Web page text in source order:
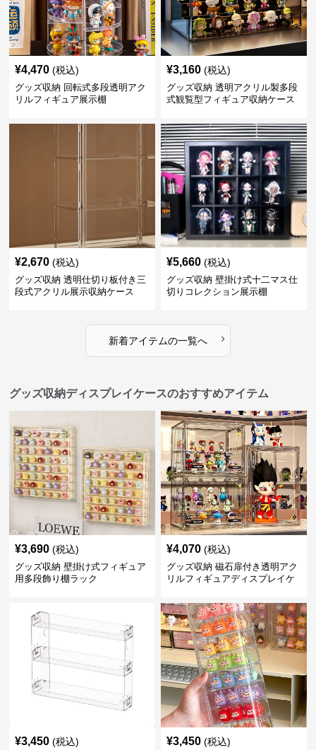
¥4,470 (税込)
グッズ収納 回転式多段透明アク
リルフィギュア展示棚
¥3,160 (税込)
グッズ収納 透明アクリル製多段
式観覧型フィギュア収納ケース
¥2,670 (税込)
グッズ収納 透明仕切り板付き三
段式アクリル展示収納ケース
¥5,660 (税込)
グッズ収納 壁掛け式十二マス仕
切りコレクション展示棚
新着アイテムの一覧へ ›
グッズ収納ディスプレイケースのおすすめアイテム
¥3,690 (税込)
グッズ収納 壁掛け式フィギュア
用多段飾り棚ラック
¥4,070 (税込)
グッズ収納 磁石扉付き透明アク
リルフィギュアディスプレイケ
¥3,450 (税込) ¥3,450 (税込)